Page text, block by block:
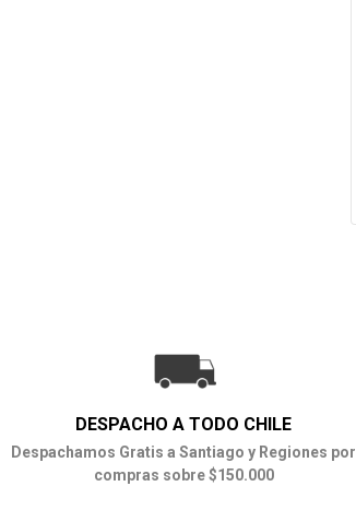
DESPACHO A TODO CHILE
Despachamos Gratis a Santiago y Regiones por
compras sobre $150.000